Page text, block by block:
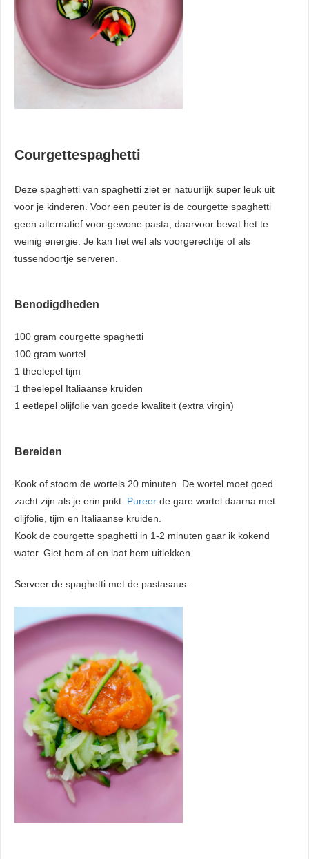
Courgettespaghetti
Deze spaghetti van spaghetti ziet er natuurlijk super leuk uit
voor je kinderen. Voor een peuter is de courgette spaghetti
geen alternatief voor gewone pasta, daarvoor bevat het te
weinig energie. Je kan het wel als voorgerechtje of als
tussendoortje serveren.
Benodigdheden
100 gram courgette spaghetti
100 gram wortel
1 theelepel tijm
1 theelepel Italiaanse kruiden
1 eetlepel olijfolie van goede kwaliteit (extra virgin)
Bereiden
Kook of stoom de wortels 20 minuten. De wortel moet goed
zacht zijn als je erin prikt. Pureer de gare wortel daarna met
olijfolie, tijm en Italiaanse kruiden.
Kook de courgette spaghetti in 1-2 minuten gaar ik kokend
water. Giet hem af en laat hem uitlekken.
Serveer de spaghetti met de pastasaus.